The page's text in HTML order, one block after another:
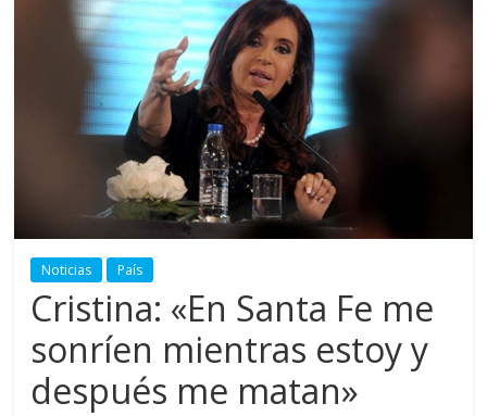
Noticias País
Cristina: «En Santa Fe me
sonríen mientras estoy y
después me matan»